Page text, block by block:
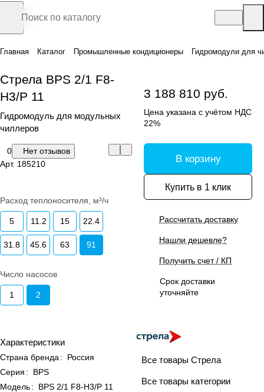
Главная Каталог Промышленные кондиционеры Гидромодули для
Стрела BPS 2/1 F8-
H3/P 11
Гидромодуль для модульных
чиллеров
0
Нет отзывов
Арт. 185210
Расход теплоносителя, м³/ч
5 11.2 15 22.4
31.8 45.6 63 91
Число насосов
1 2
Характеристики
Страна бренда :
Россия
Серия :
BPS
Модель:
BPS 2/1 F8-H3/P 11
3 188 810 руб.
Цена указана с учётом НДС
22%
В корзину
Купить в 1 клик
Рассчитать доставку
Нашли дешевле?
Получить счет / КП
Срок доставки
уточняйте
Все товары Стрела
Все товары категории